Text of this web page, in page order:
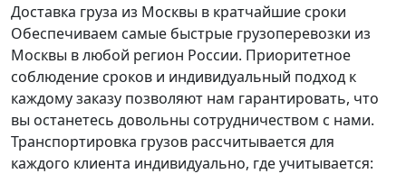
Доставка груза из Москвы в кратчайшие сроки
Обеспечиваем самые быстрые грузоперевозки из
Москвы в любой регион России. Приоритетное
соблюдение сроков и индивидуальный подход к
каждому заказу позволяют нам гарантировать, что
вы останетесь довольны сотрудничеством с нами.
Транспортировка грузов рассчитывается для
каждого клиента индивидуально, где учитывается: